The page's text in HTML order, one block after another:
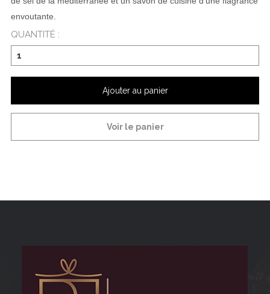
envoutante.
QUANTITÉ :
Ajouter au panier
Voir le panier